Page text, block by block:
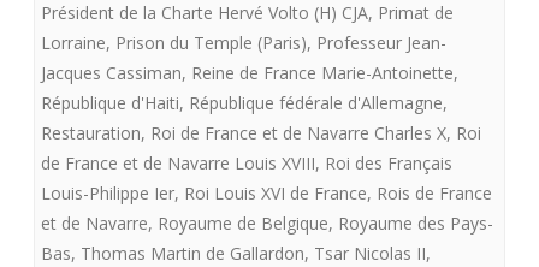
Président de la Charte Hervé Volto (H) CJA, Primat de
Lorraine, Prison du Temple (Paris), Professeur Jean-
Jacques Cassiman, Reine de France Marie-Antoinette,
République d'Haiti, République fédérale d'Allemagne,
Restauration, Roi de France et de Navarre Charles X, Roi
de France et de Navarre Louis XVIII, Roi des Français
Louis-Philippe Ier, Roi Louis XVI de France, Rois de France
et de Navarre, Royaume de Belgique, Royaume des Pays-
Bas, Thomas Martin de Gallardon, Tsar Nicolas II,